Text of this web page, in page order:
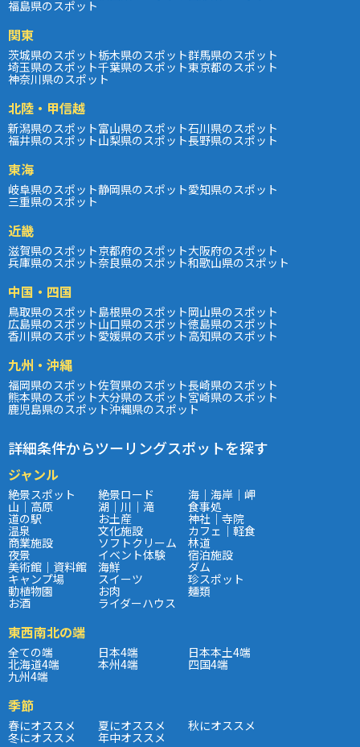
福島県のスポット
関東
茨城県のスポット栃木県のスポット群馬県のスポット
埼玉県のスポット千葉県のスポット東京都のスポット
神奈川県のスポット
北陸・甲信越
新潟県のスポット富山県のスポット石川県のスポット
福井県のスポット山梨県のスポット長野県のスポット
東海
岐阜県のスポット静岡県のスポット愛知県のスポット
三重県のスポット
近畿
滋賀県のスポット京都府のスポット大阪府のスポット
兵庫県のスポット奈良県のスポット和歌山県のスポット
中国・四国
鳥取県のスポット島根県のスポット岡山県のスポット
広島県のスポット山口県のスポット徳島県のスポット
香川県のスポット愛媛県のスポット高知県のスポット
九州・沖縄
福岡県のスポット佐賀県のスポット長崎県のスポット
熊本県のスポット大分県のスポット宮崎県のスポット
鹿児島県のスポット沖縄県のスポット
詳細条件からツーリングスポットを探す
ジャンル
絶景スポット 絶景ロード 海｜海岸｜岬
山｜高原 湖｜川｜滝 食事処
道の駅 お土産 神社｜寺院
温泉 文化施設 カフェ｜軽食
商業施設 ソフトクリーム 林道
夜景 イベント体験 宿泊施設
美術館｜資料館 海鮮 ダム
キャンプ場 スイーツ 珍スポット
動植物園 お肉 麺類
お酒 ライダーハウス
東西南北の端
全ての端 日本4端 日本本土4端
北海道4端 本州4端 四国4端
九州4端
季節
春にオススメ 夏にオススメ 秋にオススメ
冬にオススメ 年中オススメ